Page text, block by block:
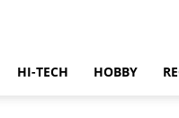
HI-TECH HOBBY